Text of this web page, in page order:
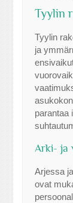
Tyylin
Tyylin
ja
parantaa
Arki- ja
Arjessa
ovat